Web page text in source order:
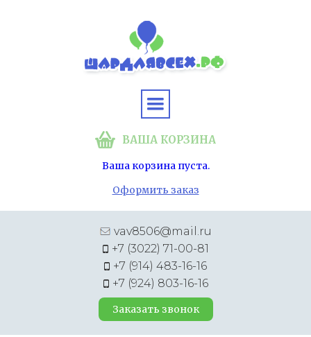
ВАША КОРЗИНА
Ваша корзина пуста.
Оформить заказ
vav8506@mail.ru
+7 (3022) 71-00-81
+7 (914) 483-16-16
+7 (924) 803-16-16
Заказать звонок